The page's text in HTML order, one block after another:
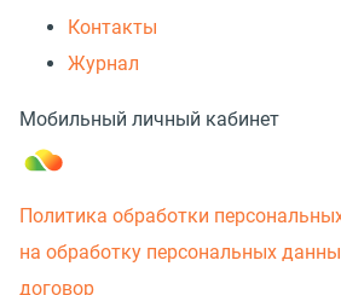
Контакты
Журнал
Мобильный личный кабинет
Политика обработки
на обработку персональных
договор